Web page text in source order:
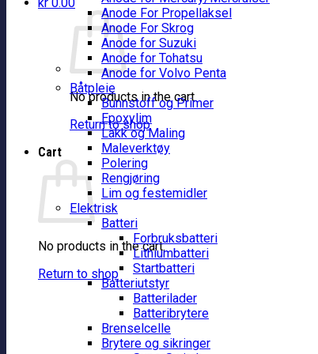
No products in the cart.
Return to shop
Cart
No products in the cart.
Return to shop
Anode For Propellaksel
Anode For Skrog
Anode for Suzuki
Anode for Tohatsu
Anode for Volvo Penta
Båtpleie
Bunnstoff og Primer
Epoxylim
Lakk og Maling
Maleverktøy
Polering
Rengjøring
Lim og festemidler
Elektrisk
Batteri
Forbruksbatteri
Lithiumbatteri
Startbatteri
Batteriutstyr
Batterilader
Batteribrytere
Brenselcelle
Brytere og sikringer